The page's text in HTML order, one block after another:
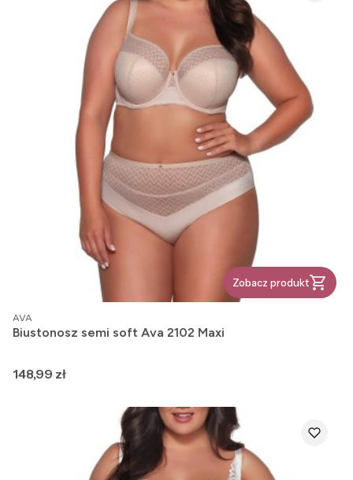
Zobacz produkt
PRODUCENT
AVA
Biustonosz semi soft Ava 2102 Maxi
Cena
148,99 zł